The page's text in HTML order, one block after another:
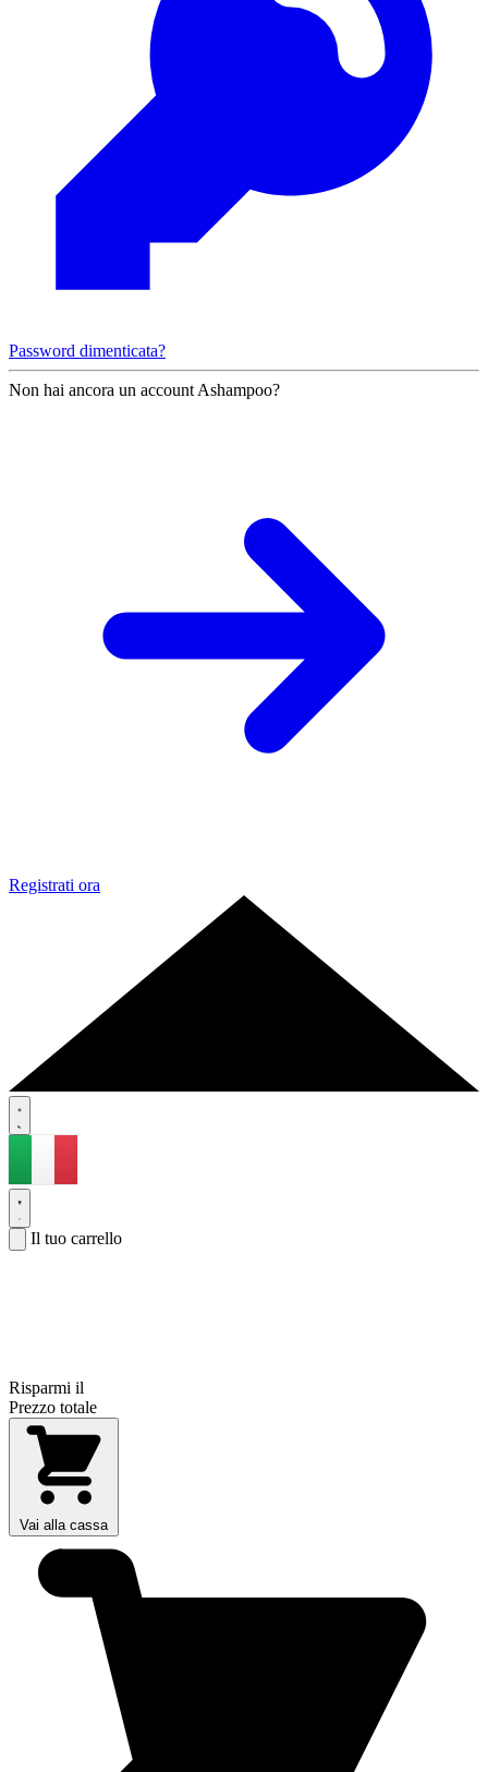
Password dimenticata?
Non hai ancora un account Ashampoo?
Registrati ora
Il tuo carrello
Risparmi il
Prezzo totale
Vai alla cassa